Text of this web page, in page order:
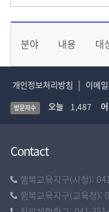
분야 내용 대
개인정보처리방침 | 이메
방문자수 오늘 1,487
Contact
행복교육지구(시청):
행복교육지구(교육청):